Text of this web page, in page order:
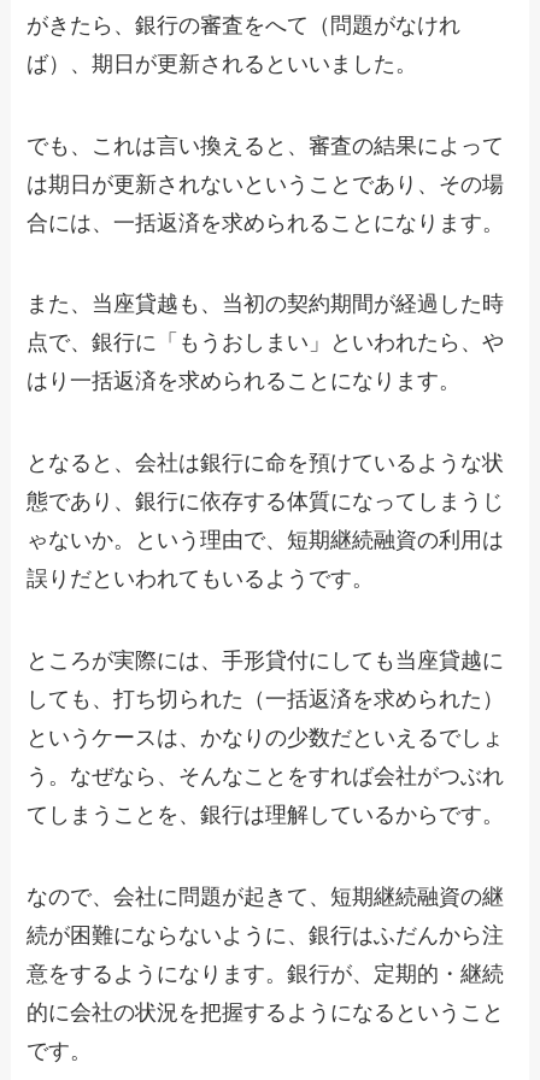
がきたら、銀行の審査をへて（問題がなけれ
ば）、期日が更新されるといいました。
でも、これは言い換えると、審査の結果によって
は期日が更新されないということであり、その場
合には、一括返済を求められることになります。
また、当座貸越も、当初の契約期間が経過した時
点で、銀行に「もうおしまい」といわれたら、や
はり一括返済を求められることになります。
となると、会社は銀行に命を預けているような状
態であり、銀行に依存する体質になってしまうじ
ゃないか。という理由で、短期継続融資の利用は
誤りだといわれてもいるようです。
ところが実際には、手形貸付にしても当座貸越に
しても、打ち切られた（一括返済を求められた）
というケースは、かなりの少数だといえるでしょ
う。なぜなら、そんなことをすれば会社がつぶれ
てしまうことを、銀行は理解しているからです。
なので、会社に問題が起きて、短期継続融資の継
続が困難にならないように、銀行はふだんから注
意をするようになります。銀行が、定期的・継続
的に会社の状況を把握するようになるということ
です。